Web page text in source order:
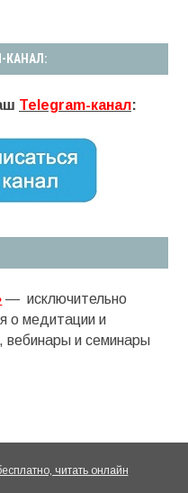
КАНАЛ:
Telegram-канал:
— исключительно
медитации и
вебинары и семинары
читать онлайн